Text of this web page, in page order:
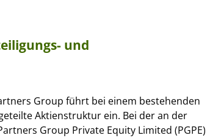
und
Group führt bei einem bestehenden
Aktienstruktur ein. Bei der an der
Group Private Equity Limited (PGPE)